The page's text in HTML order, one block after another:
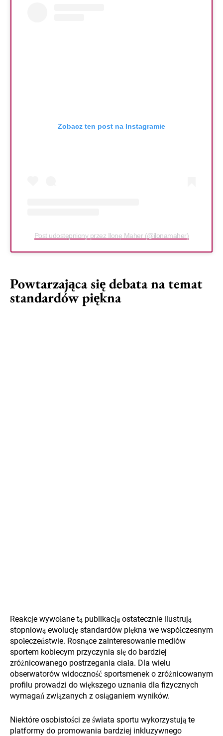
Zobacz ten post na Instagramie
Post udostępniony przez Ilonę Maher (@ilonamaher)
Powtarzająca się debata na temat
standardów piękna
Reakcje wywołane tą publikacją ostatecznie ilustrują
stopniową ewolucję standardów piękna we współczesnym
społeczeństwie. Rosnące zainteresowanie mediów
sportem kobiecym przyczynia się do bardziej
zróżnicowanego postrzegania ciała. Dla wielu
obserwatorów widoczność sportsmenek o zróżnicowanym
profilu prowadzi do większego uznania dla fizycznych
wymagań związanych z osiąganiem wyników.
Niektóre osobistości ze świata sportu wykorzystują te
platformy do promowania bardziej inkluzywnego